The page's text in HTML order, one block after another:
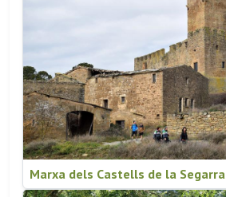
Marxa dels Castells de la Segarra